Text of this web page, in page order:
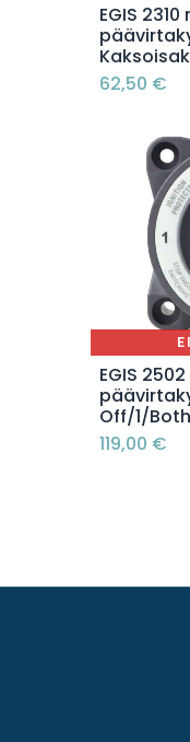
EGIS
62,50 €
EGIS
Off/1/
119,00 €